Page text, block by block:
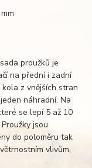
proužků je
na přední i zadní
z vnějších stran
náhradní. Na
se lepí 5 až 10
jsou
do poloměru tak
vlivům,